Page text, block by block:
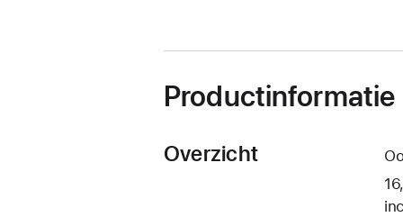
Productinformatie
Overzicht